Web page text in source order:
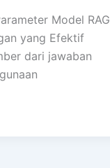
Model RAG
yang Efektif
dari jawaban